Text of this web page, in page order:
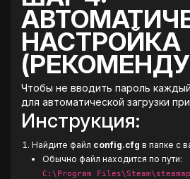
НАСТРОЙКА
Чтобы не вводить пароль
для автоматической загрузки
Инструкция:
Найдите файл config.cfg в папке с
Обычно файл находится по пути:
C:\Program